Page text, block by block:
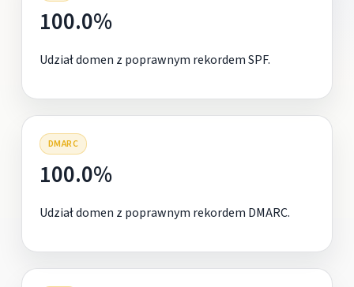
100.0%
Udział domen z poprawnym rekordem SPF.
DMARC
100.0%
Udział domen z poprawnym rekordem DMARC.